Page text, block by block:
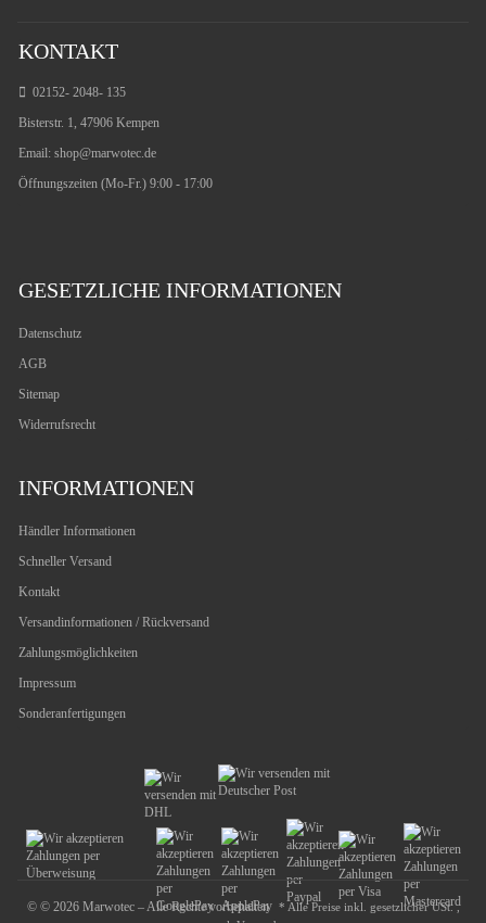
KONTAKT
02152- 2048- 135
Bisterstr. 1, 47906 Kempen
Email: shop@marwotec.de
Öffnungszeiten (Mo-Fr.) 9:00 - 17:00
GESETZLICHE INFORMATIONEN
Datenschutz
AGB
Sitemap
Widerrufsrecht
INFORMATIONEN
Händler Informationen
Schneller Versand
Kontakt
Versandinformationen / Rückversand
Zahlungsmöglichkeiten
Impressum
Sonderanfertigungen
© © 2026 Marwotec – Alle Rechte vorbehalten * Alle Preise inkl. gesetzlicher USt. ,